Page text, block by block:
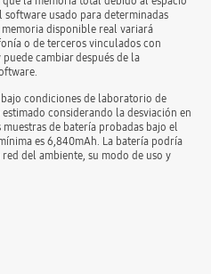
usado para determinadas
disponible real variará
o de terceros vinculados con
cambiar después de la
condiciones de laboratorio de
considerando la desviación en
de batería probadas bajo el
es 6,840mAh. La batería podría
del ambiente, su modo de uso y